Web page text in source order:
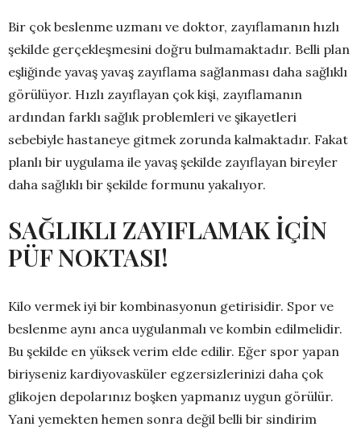
Bir çok beslenme uzmanı ve doktor, zayıflamanın hızlı
şekilde gerçekleşmesini doğru bulmamaktadır. Belli plan
eşliğinde yavaş yavaş zayıflama sağlanması daha sağlıklı
görülüyor. Hızlı zayıflayan çok kişi, zayıflamanın
ardından farklı sağlık problemleri ve şikayetleri
sebebiyle hastaneye gitmek zorunda kalmaktadır. Fakat
planlı bir uygulama ile yavaş şekilde zayıflayan bireyler
daha sağlıklı bir şekilde formunu yakalıyor.
SAĞLIKLI ZAYIFLAMAK İÇİN
PÜF NOKTASI!
Kilo vermek iyi bir kombinasyonun getirisidir. Spor ve
beslenme aynı anca uygulanmalı ve kombin edilmelidir.
Bu şekilde en yüksek verim elde edilir. Eğer spor yapan
biriyseniz kardiyovasküler egzersizlerinizi daha çok
glikojen depolarınız boşken yapmanız uygun görülür.
Yani yemekten hemen sonra değil belli bir sindirim